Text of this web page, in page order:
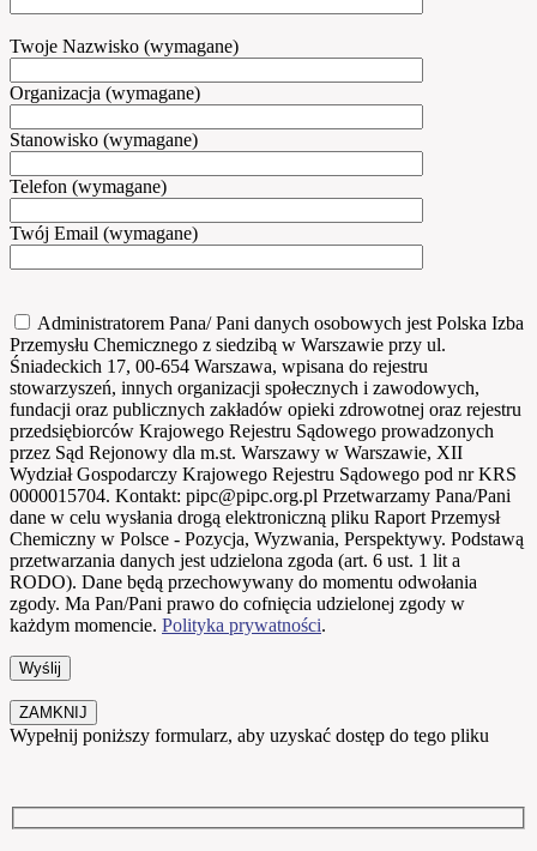
Twoje Nazwisko (wymagane)
Organizacja (wymagane)
Stanowisko (wymagane)
Telefon (wymagane)
Twój Email (wymagane)
Administratorem Pana/ Pani danych osobowych jest Polska Izba
Przemysłu Chemicznego z siedzibą w Warszawie przy ul.
Śniadeckich 17, 00-654 Warszawa, wpisana do rejestru
stowarzyszeń, innych organizacji społecznych i zawodowych,
fundacji oraz publicznych zakładów opieki zdrowotnej oraz rejestru
przedsiębiorców Krajowego Rejestru Sądowego prowadzonych
przez Sąd Rejonowy dla m.st. Warszawy w Warszawie, XII
Wydział Gospodarczy Krajowego Rejestru Sądowego pod nr KRS
0000015704. Kontakt: pipc@pipc.org.pl Przetwarzamy Pana/Pani
dane w celu wysłania drogą elektroniczną pliku Raport Przemysł
Chemiczny w Polsce - Pozycja, Wyzwania, Perspektywy. Podstawą
przetwarzania danych jest udzielona zgoda (art. 6 ust. 1 lit a
RODO). Dane będą przechowywany do momentu odwołania
zgody. Ma Pan/Pani prawo do cofnięcia udzielonej zgody w
każdym momencie. Polityka prywatności.
ZAMKNIJ
Wypełnij poniższy formularz, aby uzyskać dostęp do tego pliku